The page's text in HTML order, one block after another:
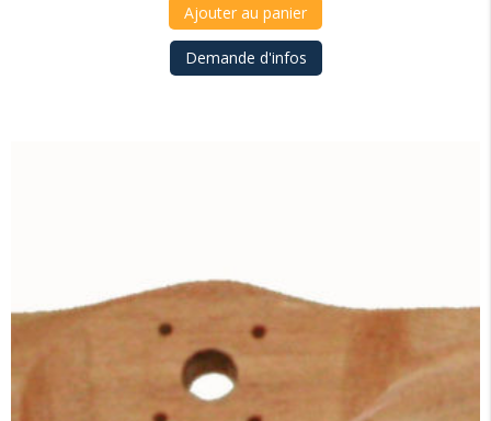
Ajouter au panier
Demande d'infos